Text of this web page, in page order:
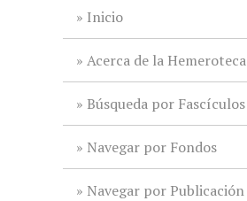
Inicio
Acerca de la Hemeroteca
Búsqueda por Fascículos
Navegar por Fondos
Navegar por Publicación